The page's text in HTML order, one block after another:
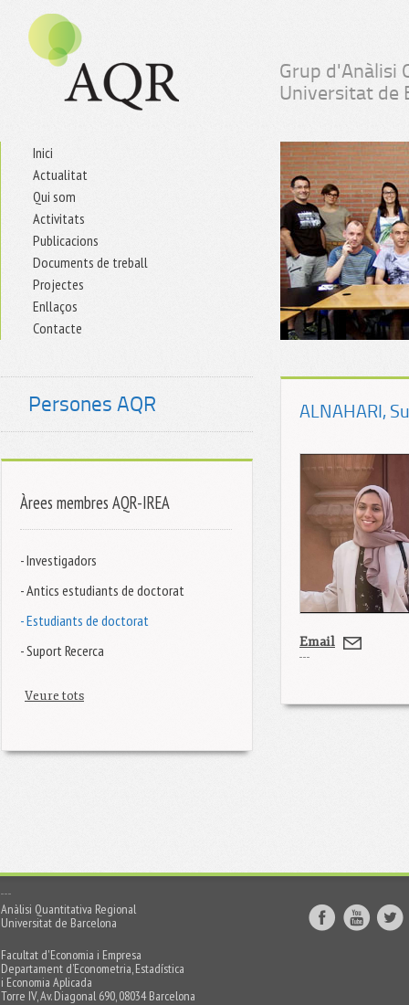
Grup d'Anàlisi
Universitat de
Inici
Actualitat
Qui som
Activitats
Publicacions
Documents de treball
Projectes
Enllaços
Contacte
Persones AQR
Àrees membres AQR-IREA
- Investigadors
- Antics estudiants de doctorat
- Estudiants de doctorat
- Suport Recerca
Veure tots
ALNAHARI,
Email
Anàlisi Quantitativa Regional
Universitat de Barcelona
Facultat d'Economia i Empresa
Departament d’Econometria, Estadística
i Economia Aplicada
Torre IV, Av. Diagonal 690, 08034 Barcelona